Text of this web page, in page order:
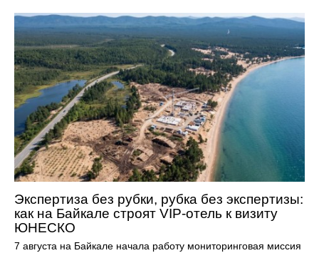
Экспертиза без рубки, рубка без экспертизы:
как на Байкале строят VIP-отель к визиту
ЮНЕСКО
7 августа на Байкале начала работу мониторинговая миссия